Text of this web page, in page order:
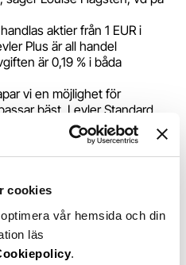
cookies
vår hemsida och din
läs
.
aktier från 1 EUR i
Plus är all handel
är 0,19 % i båda
vi en möjlighet för
bäst. Levler Standard
sällan men ändå vill ha ett
en årlig depåavgift passar
och vill ta del av bland annat
till samtliga
Amsterdam kommer
AF-konto.
kontakta: